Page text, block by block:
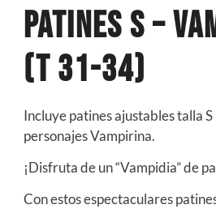
PATINES S –
(T 31-34)
Incluye patines ajustables talla
personajes Vampirina.
¡Disfruta de un “Vampidia” de
Con estos espectaculares